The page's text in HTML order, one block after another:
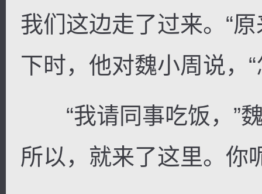
我们这边走了过来。“
下时，他对魏小周说，
“我请同事吃饭，”魏
所以，就来了这里。你